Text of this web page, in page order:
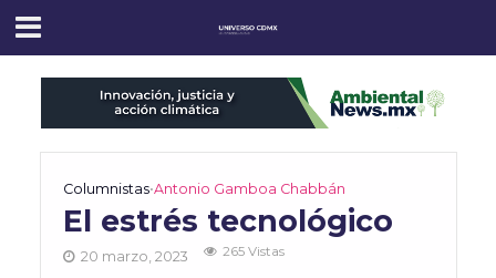
Columnistas•Antonio Gamboa Chabbán
El estrés tecnológico
20 marzo, 2023 265 Vistas